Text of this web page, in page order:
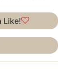
Like!